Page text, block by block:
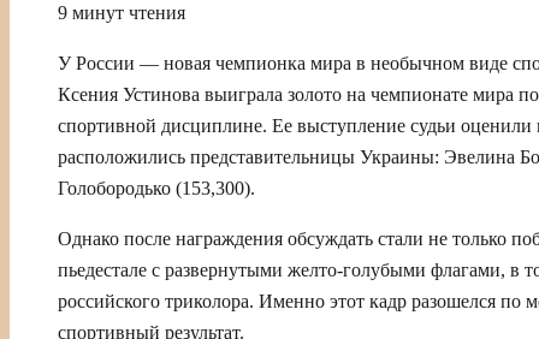
9 минут чтения
У России — новая чемпионка мира в необычном виде
Ксения Устинова выиграла золото на чемпионате мира
спортивной дисциплине. Ее выступление судьи оценили
расположились представительницы Украины: Эвелина
Голобородько (153,300).
Однако после награждения обсуждать стали не только
пьедестале с развернутыми желто-голубыми флагами, в
российского триколора. Именно этот кадр разошелся по
спортивный результат.